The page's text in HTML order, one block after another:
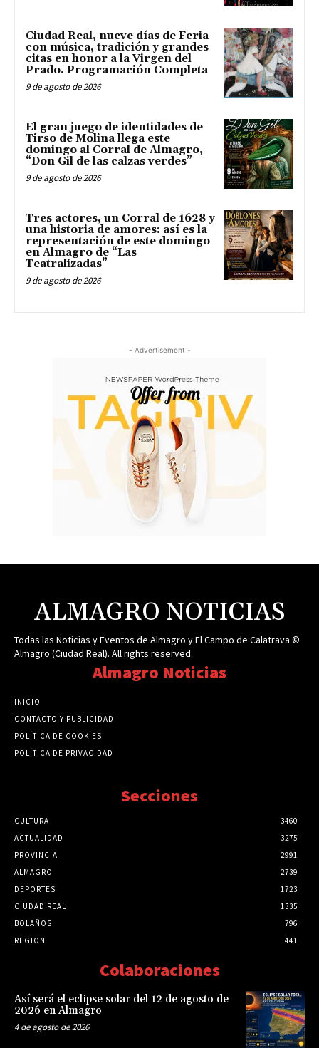
Ciudad Real, nueve días de Feria
con música, tradición y grandes
citas en honor a la Virgen del
Prado. Programación Completa
9 de agosto de 2026
El gran juego de identidades de
Tirso de Molina llega este
domingo al Corral de Almagro,
“Don Gil de las calzas verdes”
9 de agosto de 2026
Tres actores, un Corral de 1628 y
una historia de amores: así es la
representación de este domingo
en Almagro de “Las
Teatralizadas”
9 de agosto de 2026
- Advertisement -
ALMAGRO NOTICIAS
Todas las Noticias y Eventos de Almagro y El Campo de Calatrava ©
Almagro (Ciudad Real). All rights reserved.
Almagro Noticias
INICIO
CONTACTO Y PUBLICIDAD
POLÍTICA DE COOKIES
POLÍTICA DE PRIVACIDAD
Secciones
CULTURA
3460
ACTUALIDAD
3275
PROVINCIA
2991
ALMAGRO
2739
DEPORTES
1723
CIUDAD REAL
1335
BOLAÑOS
796
REGION
441
Colaboraciones
Así será el eclipse solar del 12 de agosto de
2026 en Almagro
4 de agosto de 2026